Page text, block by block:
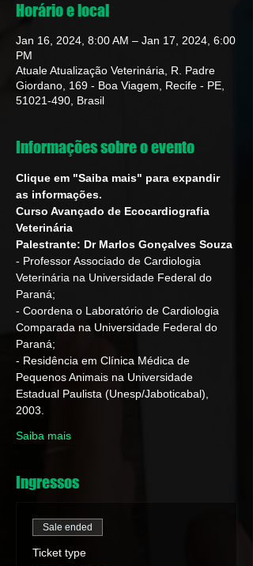
Horário e local
Jan 16, 2024, 8:00 AM – Jan 17, 2024, 6:00
PM
Atuale Atualização Veterinária, R. Padre
Giordano, 169 - Boa Viagem, Recife - PE,
51021-490, Brasil
Informações sobre o evento
Clique em "Saiba mais" para expandir
as informações.
Curso Avançado de Ecocardiografia
Veterinária
Palestrante: Dr Marlos Gonçalves Souza
- Professor Associado de Cardiologia
Veterinária na Universidade Federal do
Paraná;
- Coordena o Laboratório de Cardiologia
Comparada na Universidade Federal do
Paraná;
- Residência em Clínica Médica de
Pequenos Animais na Universidade
Estadual Paulista (Unesp/Jaboticabal),
2003.
Saiba mais
Ingressos
Sale ended
Ticket type